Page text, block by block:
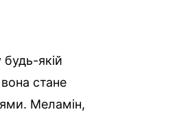
якій
стане
Меламін,